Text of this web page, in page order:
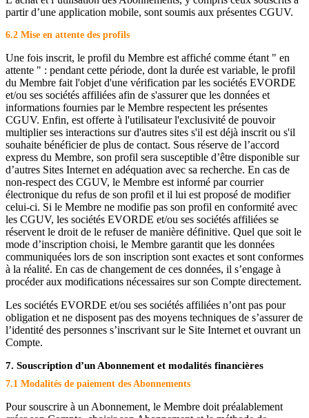
partir d’une application mobile, sont soumis aux présentes CGUV.
6.2 Mise en attente des profils
Une fois inscrit, le profil du Membre est affiché comme étant " en
attente " : pendant cette période, dont la durée est variable, le profil
du Membre fait l'objet d'une vérification par les sociétés EVORDE
et/ou ses sociétés affiliées afin de s'assurer que les données et
informations fournies par le Membre respectent les présentes
CGUV. Enfin, est offerte à l'utilisateur l'exclusivité de pouvoir
multiplier ses interactions sur d'autres sites s'il est déjà inscrit ou s'il
souhaite bénéficier de plus de contact. Sous réserve de l’accord
express du Membre, son profil sera susceptible d’être disponible sur
d’autres Sites Internet en adéquation avec sa recherche. En cas de
non-respect des CGUV, le Membre est informé par courrier
électronique du refus de son profil et il lui est proposé de modifier
celui-ci. Si le Membre ne modifie pas son profil en conformité avec
les CGUV, les sociétés EVORDE et/ou ses sociétés affiliées se
réservent le droit de le refuser de manière définitive. Quel que soit le
mode d’inscription choisi, le Membre garantit que les données
communiquées lors de son inscription sont exactes et sont conformes
à la réalité. En cas de changement de ces données, il s’engage à
procéder aux modifications nécessaires sur son Compte directement.
Les sociétés EVORDE et/ou ses sociétés affiliées n’ont pas pour
obligation et ne disposent pas des moyens techniques de s’assurer de
l’identité des personnes s’inscrivant sur le Site Internet et ouvrant un
Compte.
7. Souscription d’un Abonnement et modalités financières
7.1 Modalités de paiement des Abonnements
Pour souscrire à un Abonnement, le Membre doit préalablement